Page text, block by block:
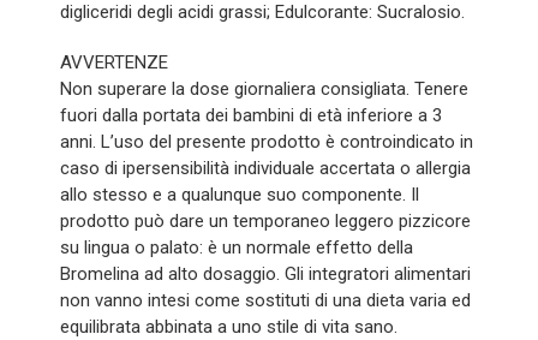
digliceridi degli acidi grassi; Edulcorante: Sucralosio.
AVVERTENZE
Non superare la dose giornaliera consigliata. Tenere
fuori dalla portata dei bambini di età inferiore a 3
anni. L’uso del presente prodotto è controindicato in
caso di ipersensibilità individuale accertata o allergia
allo stesso e a qualunque suo componente. Il
prodotto può dare un temporaneo leggero pizzicore
su lingua o palato: è un normale effetto della
Bromelina ad alto dosaggio. Gli integratori alimentari
non vanno intesi come sostituti di una dieta varia ed
equilibrata abbinata a uno stile di vita sano.